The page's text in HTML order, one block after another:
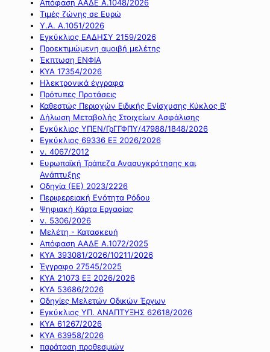
Απόφαση ΑΑΔΕ Α.1048/2026
Τιμές ζώνης σε Ευρώ
Υ.Α. Α.1051/2026
Εγκύκλιος ΕΑΔΗΣΥ 2159/2026
Προεκτιμώμενη αμοιβή μελέτης
Έκπτωση ΕΝΦΙΑ
ΚΥΑ 17354/2026
Ηλεκτρονικά έγγραφα
Πρότυπες Προτάσεις
Καθεστώς Περιοχών Ειδικής Ενίσχυσης Κύκλος Β’
Δήλωση Μεταβολής Στοιχείων Ασφάλισης
Εγκύκλιος ΥΠΕΝ/ΓρΓΓΦΠΥ/47988/1848/2026
Εγκύκλιος 69336 ΕΞ 2026/2026
ν. 4067/2012
Ευρωπαϊκή Τράπεζα Ανασυγκρότησης και
Ανάπτυξης
Οδηγία (ΕΕ) 2023/2226
Περιφερειακή Ενότητα Ρόδου
Ψηφιακή Κάρτα Εργασίας
ν. 5306/2026
Μελέτη - Κατασκευή
Απόφαση ΑΑΔΕ Α.1072/2025
ΚΥΑ 393081/2026/10211/2026
Έγγραφο 27545/2025
ΚΥΑ 21073 ΕΞ 2026/2026
ΚΥΑ 53686/2026
Οδηγίες Μελετών Οδικών Έργων
Εγκύκλιος ΥΠ. ΑΝΑΠΤΥΞΗΣ 62618/2026
ΚΥΑ 61267/2026
ΚΥΑ 63958/2026
παράταση προθεσμιών